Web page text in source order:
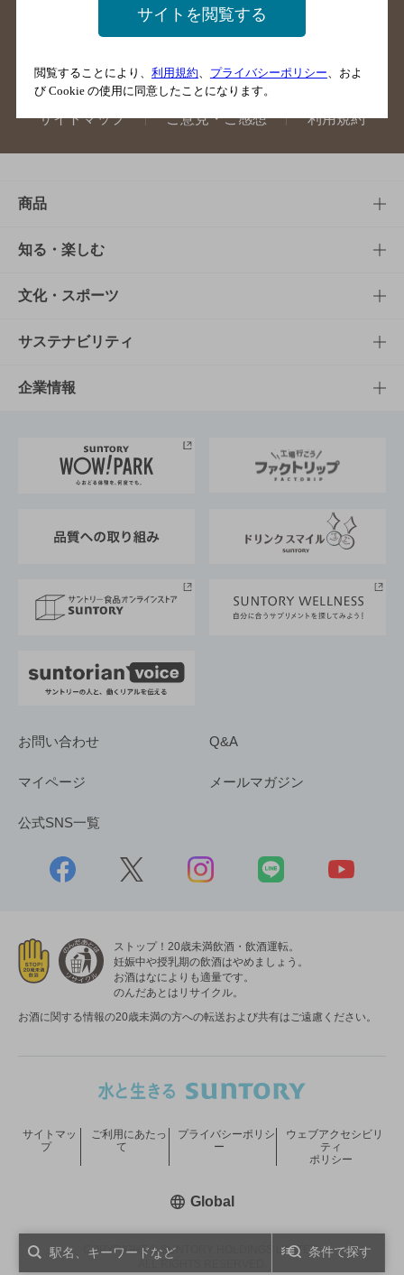
店舗登録方法のご案内
店舗情報更新方法のご案内
掲載店舗様ログイン
サイトマップ ご意見・ご感想 利用規約
条件で探す
商品
商品TOP
商品一覧
商品発売情報
栄養成分一覧
知る・楽しむ
知る・楽しむTOP
キャンペーン
工場見学
地域情報
文化・スポーツ
文化・スポーツTOP
サントリーホール
サントリーサンバーズ大阪
サステナビリティ
サステナビリティTOP
サントリーが考えるサステナビリティ経営
企業情報
企業概要
採用情報
お問い合わせ Q&A
マイページ メールマガジン
公式SNS一覧
ストップ！20歳未満飲酒・飲酒運転。
妊娠中や授乳期の飲酒はやめましょう。
お酒はなによりも適量です。
のんだあとはリサイクル。
お酒に関する情報の20歳未満の方への転送および共有はご遠慮ください。
COPYRIGHT © SUNTORY HOLDINGS LIMITED.
サイトマッ
プ
ご利用にあたっ
て
プライバシーポリシ
ー
ウェブアクセシビリ
ティ
ポリシー
Global新しいウィンドウで開く
サイトを閲覧する
閲覧することにより、 利用規約 プライバシーポリシー 、およ
び Cookie の使用に同意したことになります。